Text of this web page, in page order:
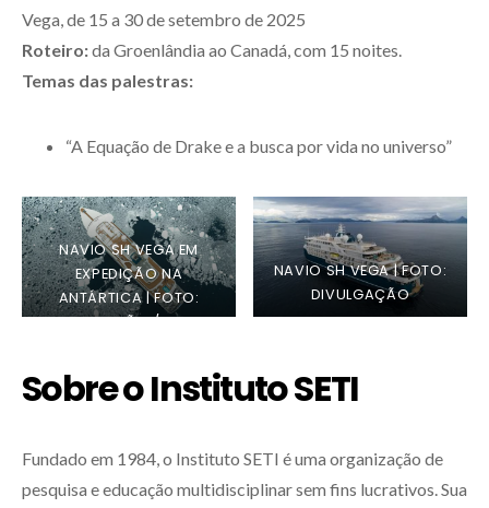
Vega, de 15 a 30 de setembro de 2025
Roteiro:da Groenlândia ao Canadá, com 15 noites.
Temas das palestras:
“A Equação de Drake e a busca por vida no universo”
NAVIO SH VEGA EM
EXPEDIÇÃO NA
ANTÁRTICA | FOTO:
DIVULGAÇÃO / SWAN
NAVIO SH VEGA | FOTO:
DIVULGAÇÃO
Sobre o Instituto SETI
Fundado em 1984, o Instituto SETI é uma organização de
pesquisa e educação multidisciplinar sem fins lucrativos. Sua